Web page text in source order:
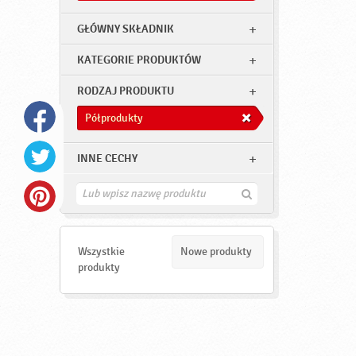
GŁÓWNY SKŁADNIK
KATEGORIE PRODUKTÓW
RODZAJ PRODUKTU
Półprodukty
INNE CECHY
Z
d
Wszystkie
produkty
Nowe produkty